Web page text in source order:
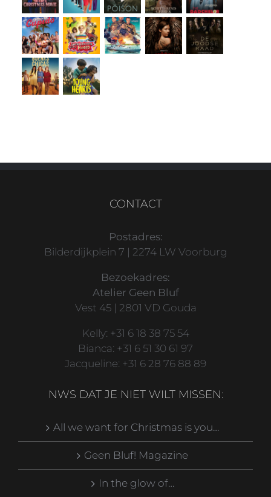
CONTACT
Postadres:
Bilderdijkplein 7 | 2274 LW Voorburg
Bezoekadres:
Atelier Geen Bluf
Vest 45 | 2801 VD Gouda
Kelly: +31 6 18 38 75 54
Bianca: +31 6 51 30 61 97
Jacqueline: +31 6 28 76 88 89
NWS DAT JE NIET WILT MISSEN:
All we want for Christmas is you…
Geen Bluf! Magazine
In the glow of…